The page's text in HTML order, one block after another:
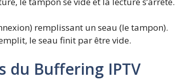
remplissant un seau (le tampon).
le seau finit par être vide.
du Buffering IPTV